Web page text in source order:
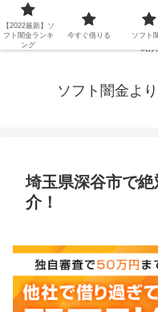
延滞ブラックや年金・生活保護
借りられないブラックの方でも
紹
ソフト闇金よ
埼玉県深谷市で
介！
【2022最新】ソ
フト闇金ランキ
ング
今すぐ借りる ソフト